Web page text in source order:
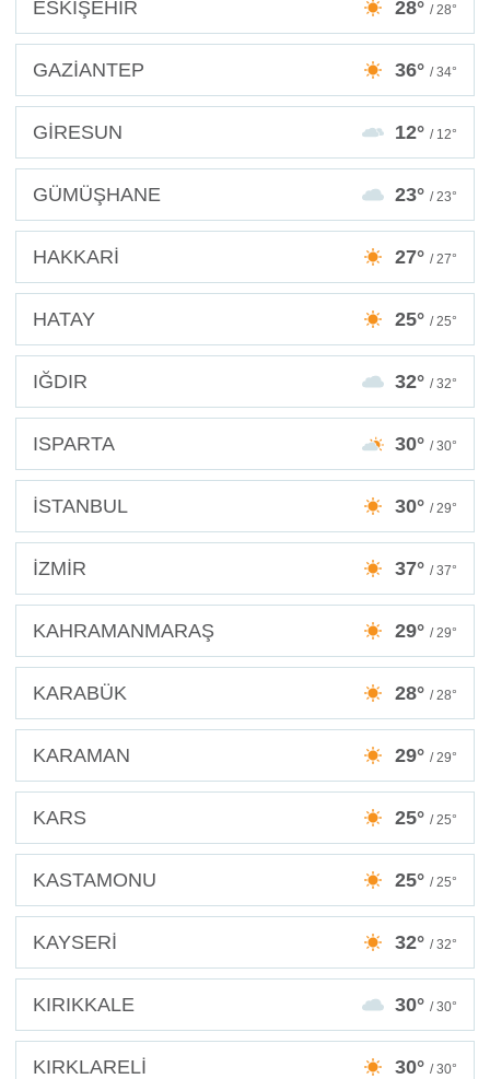
ESKİŞEHİR 28° / 28°
GAZİANTEP 36° / 34°
GİRESUN 12° / 12°
GÜMÜŞHANE 23° / 23°
HAKKARİ 27° / 27°
HATAY 25° / 25°
IĞDIR 32° / 32°
ISPARTA 30° / 30°
İSTANBUL 30° / 29°
İZMİR 37° / 37°
KAHRAMANMARAŞ 29° / 29°
KARABÜK 28° / 28°
KARAMAN 29° / 29°
KARS 25° / 25°
KASTAMONU 25° / 25°
KAYSERİ 32° / 32°
KIRIKKALE 30° / 30°
KIRKLARELİ 30° / 30°